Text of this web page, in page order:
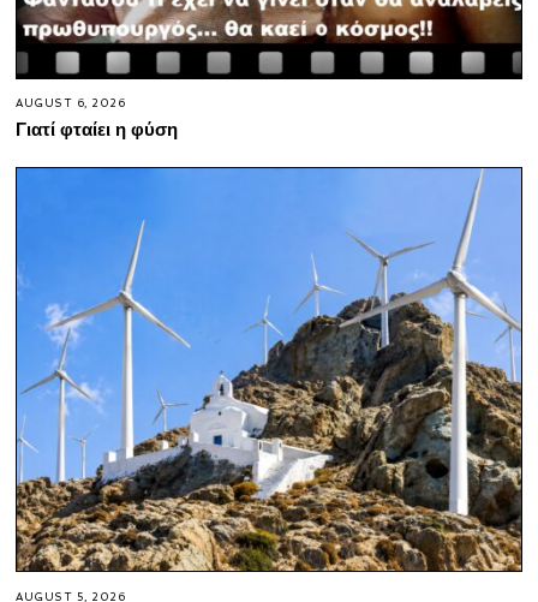
AUGUST 6, 2026
Γιατί φταίει η φύση
AUGUST 5, 2026